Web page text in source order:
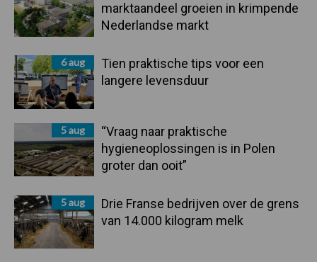
marktaandeel groeien in krimpende
Nederlandse markt
6 aug
Tien praktische tips voor een
langere levensduur
5 aug
“Vraag naar praktische
hygieneoplossingen is in Polen
groter dan ooit”
5 aug
Drie Franse bedrijven over de grens
van 14.000 kilogram melk